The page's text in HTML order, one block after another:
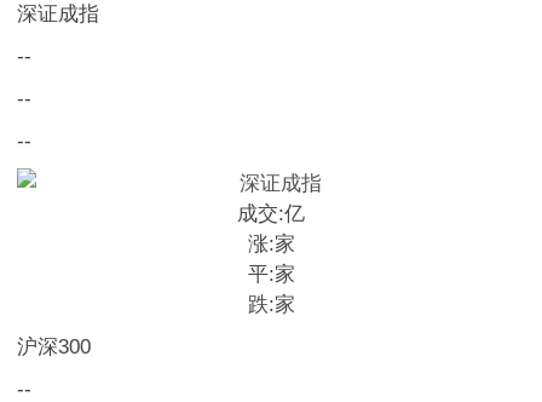
深证成指
--
--
--
成交:亿
涨:家
平:家
跌:家
沪深300
--